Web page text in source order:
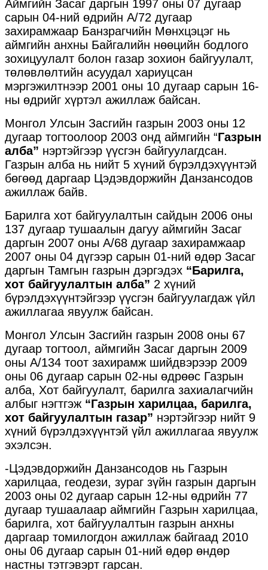
Аймгийн Засаг даргын 1997 оны 07 дугаар
сарын 04-ний өдрийн А/72 дугаар
захирамжаар Банзрагчийн Мөнхцэцэг нь
аймгийн анхны Байгалийн нөөцийн бодлого
зохицуулалт болон газар зохион байгуулалт,
төлөвлөлтийн асуудал хариуцсан
мэргэжилтнээр 2001 оны 10 дугаар сарын 16-
ны өдрийг хүртэл ажиллаж байсан.
Монгол Улсын Засгийн газрын 2003 оны 12
дугаар тогтоолоор 2003 онд аймгийн “Газрын
алба” нэртэйгээр үүсгэн байгуулагдсан.
Газрын алба нь нийт 5 хүний бүрэлдэхүүнтэй
бөгөөд даргаар Цэдэвдоржийн Данзансодов
ажиллаж байв.
Барилга хот байгуулалтын сайдын 2006 оны
137 дугаар тушаалын дагуу аймгийн Засаг
даргын 2007 оны А/68 дугаар захирамжаар
2007 оны 04 дүгээр сарын 01-ний өдөр Засаг
даргын Тамгын газрын дэргэдэх “Барилга,
хот байгуулалтын алба” 2 хүний
бүрэлдэхүүнтэйгээр үүсгэн байгуулагдаж үйл
ажиллагаа явуулж байсан.
Монгол Улсын Засгийн газрын 2008 оны 67
дугаар тогтоол, аймгийн Засаг даргын 2009
оны А/134 тоот захирамж шийдвэрээр 2009
оны 06 дугаар сарын 02-ны өдрөөс Газрын
алба, Хот байгуулалт, барилга захиалагчийн
албыг нэгтгэж “Газрын харилцаа, барилга,
хот байгуулалтын газар” нэртэйгээр нийт 9
хүний бүрэлдэхүүнтэй үйл ажиллагаа явуулж
эхэлсэн.
-Цэдэвдоржийн Данзансодов нь Газрын
харилцаа, геодези, зураг зүйн газрын даргын
2003 оны 02 дугаар сарын 12-ны өдрийн 77
дугаар тушаалаар аймгийн Газрын харилцаа,
барилга, хот байгуулалтын газрын анхны
даргаар томилогдон ажиллаж байгаад 2010
оны 06 дугаар сарын 01-ний өдөр өндөр
настны тэтгэвэрт гарсан.